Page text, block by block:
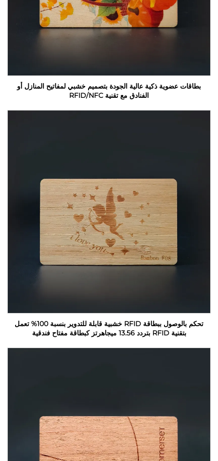
بطاقات عضوية ذكية عالية الجودة بتصميم خشبي لمفاتيح المنازل أو
الفنادق مع تقنية RFID/NFC
تحكم بالوصول ببطاقة RFID خشبية قابلة للتدوير بنسبة 100% تعمل
بتقنية RFID بتردد 13.56 ميجاهرتز كبطاقة مفتاح فندقية